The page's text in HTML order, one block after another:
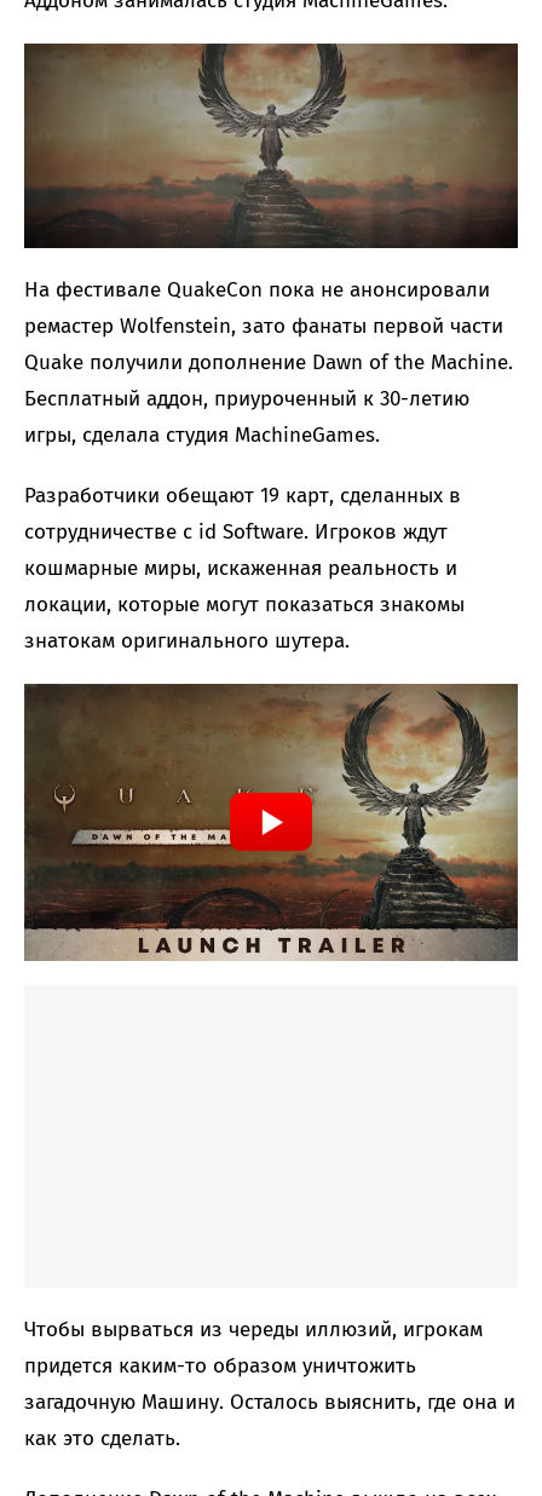
На фестивале QuakeCon пока не анонсировали
ремастер Wolfenstein, зато фанаты первой части
Quake получили дополнение Dawn of the Machine.
Бесплатный аддон, приуроченный к 30-летию
игры, сделала студия MachineGames.
Разработчики обещают 19 карт, сделанных в
сотрудничестве с id Software. Игроков ждут
кошмарные миры, искаженная реальность и
локации, которые могут показаться знакомы
знатокам оригинального шутера.
Чтобы вырваться из череды иллюзий, игрокам
придется каким-то образом уничтожить
загадочную Машину. Осталось выяснить, где она и
как это сделать.